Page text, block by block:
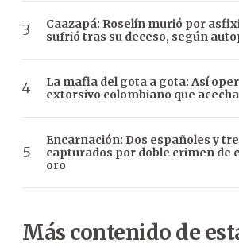
Caazapá: Roselín murió por
sufrió tras su deceso, según
La mafia del gota a gota: Así
extorsivo colombiano que
Encarnación: Dos españoles y
capturados por doble crimen de
oro
Más contenido de